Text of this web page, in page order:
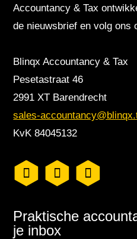
Accountancy & Tax
de nieuwsbrief en volg ons
Blinqx Accountancy & Tax
Pesetastraat 46
2991 XT Barendrecht
sales-
KvK 84045132
Praktische
je inbox